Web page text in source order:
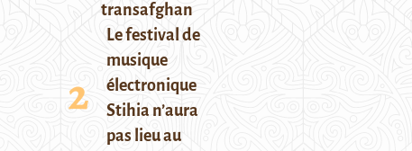
transafghan
Le festival de
musique
électronique
Stihia n’aura
pas lieu au